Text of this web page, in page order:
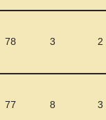
78 3 2
77 8 3